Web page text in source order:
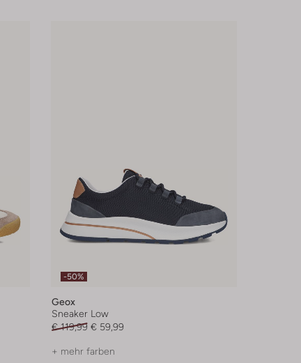
-50%
Geox
Sneaker Low
€ 119,99 € 59,99
+ mehr farben